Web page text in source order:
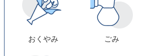
おくやみ ごみ